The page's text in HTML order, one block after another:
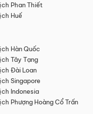
Phan Thiết
Huế
Hàn Quốc
Tây Tạng
Đài Loan
Singapore
Indonesia
Phượng Hoàng Cổ Trấn